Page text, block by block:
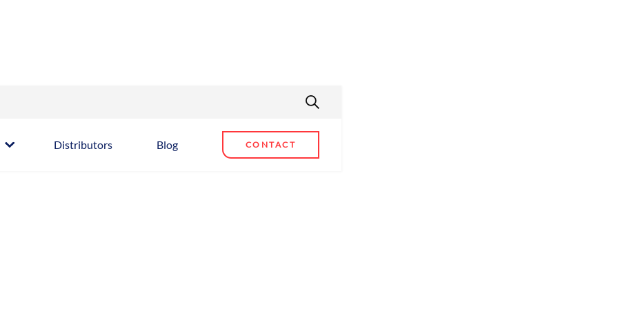
Distributors Blog CONTACT